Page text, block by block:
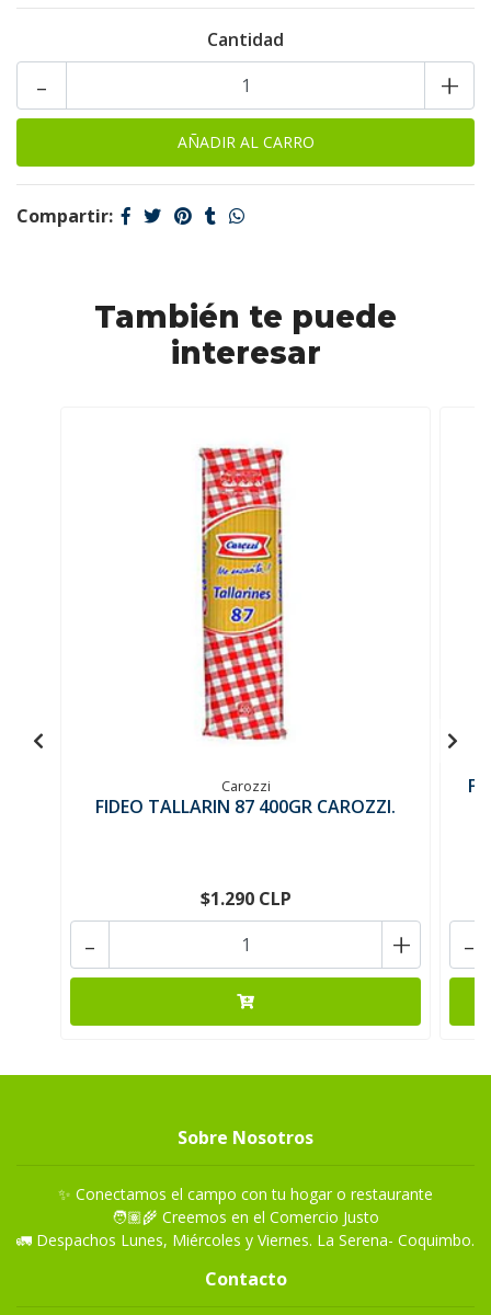
Cantidad
+
-
Compartir:
También te puede
interesar
Carozzi
FIDEO TALLARIN 87 400GR CAROZZI.
$1.290 CLP
+
- -
Sobre Nosotros
✨ Conectamos el campo con tu hogar o restaurante
🧑🏽‍🌾 Creemos en el Comercio Justo
🚛 Despachos Lunes, Miércoles y Viernes. La Serena- Coquimbo.
Contacto